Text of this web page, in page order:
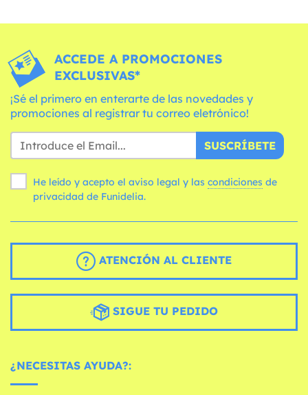
ACCEDE A PROMOCIONES
EXCLUSIVAS*
¡Sé el primero en enterarte de las novedades y
promociones al registrar tu correo eletrónico!
SUSCRÍBETE
He leído y acepto el aviso legal y las condiciones
privacidad de Funidelia.
ATENCIÓN AL CLIENTE
SIGUE TU PEDIDO
¿NECESITAS AYUDA?: